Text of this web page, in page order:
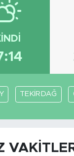
TEKİRDAĞ